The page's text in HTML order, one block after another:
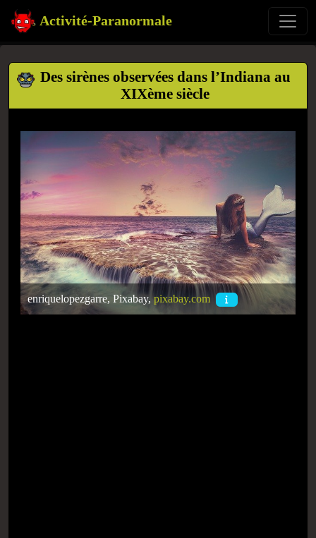
Activité-Paranormale
Des sirènes observées dans l’Indiana au
XIXème siècle
enriquelopezgarre, Pixabay,pixabay.com